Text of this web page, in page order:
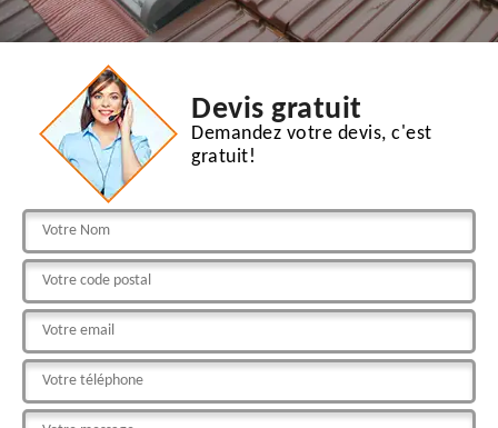
Devis gratuit
Demandez votre devis, c'est
gratuit!